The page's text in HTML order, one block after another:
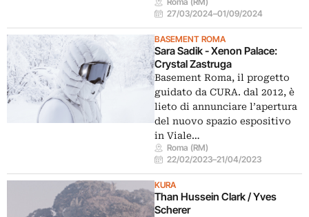
27/03/2024–01/09/2024
BASEMENT ROMA
Sara Sadik - Xenon Palace:
Crystal Zastruga
Basement Roma, il progetto
guidato da CURA. dal 2012, è
lieto di annunciare l’apertura
del nuovo spazio espositivo
in Viale…
Roma (RM)
22/02/2023–21/04/2023
KURA
Than Hussein Clark / Yves
Scherer